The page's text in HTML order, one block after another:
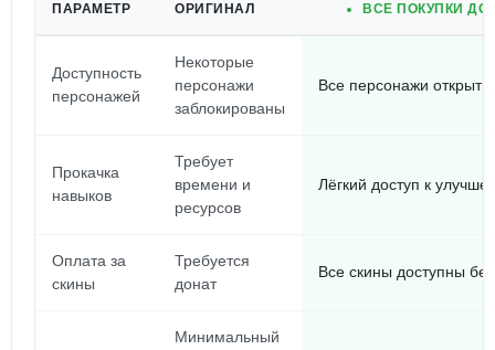
ПАРАМЕТР ОРИГИНАЛ ВСЕ ПОКУПКИ
Доступность
персонажей
Некоторые
персонажи
заблокированы
Все персонажи открыты
Прокачка
навыков
Требует
времени и
ресурсов
Лёгкий доступ к
Оплата за
скины
Требуется
донат
Все скины доступны
Минимальный